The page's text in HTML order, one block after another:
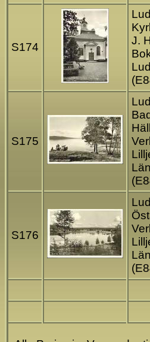
S174
J.
S175
S176